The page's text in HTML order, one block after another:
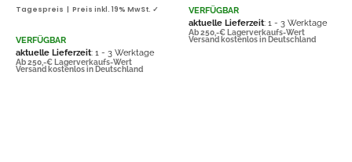
Tagespreis | Preis inkl. 19% MwSt. ✓
VERFÜGBAR
aktuelle Lieferzeit: 1 - 3 Werktage
Ab 250,-€ Lagerverkaufs-Wert
Versand kostenlos in Deutschland
VERFÜGBAR
aktuelle Lieferzeit: 1 - 3 Werktage
Ab 250,-€ Lagerverkaufs-Wert
Versand kostenlos in Deutschland